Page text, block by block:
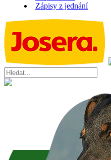
Zápisy z jednání